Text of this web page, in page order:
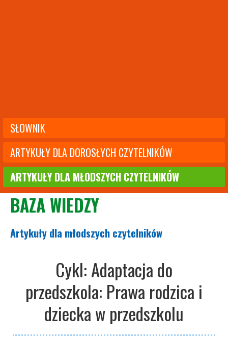
SŁOWNIK
ARTYKUŁY DLA DOROSŁYCH CZYTELNIKÓW
ARTYKUŁY DLA MŁODSZYCH CZYTELNIKÓW
BAZA WIEDZY
Artykuły dla młodszych czytelników
Cykl: Adaptacja do
przedszkola: Prawa rodzica i
dziecka w przedszkolu